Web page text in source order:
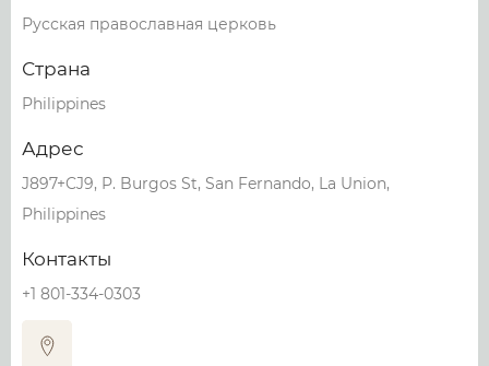
Русская православная церковь
Страна
Philippines
Адрес
J897+CJ9, P. Burgos St, San Fernando, La Union,
Philippines
Контакты
+1 801-334-0303